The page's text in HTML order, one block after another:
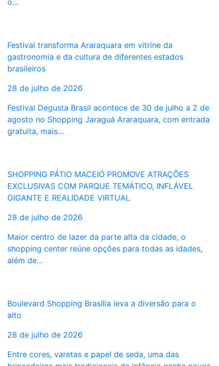
o…
Festival transforma Araraquara em vitrine da
gastronomia e da cultura de diferentes estados
brasileiros
28 de julho de 2026
Festival Degusta Brasil acontece de 30 de julho a 2 de
agosto no Shopping Jaraguá Araraquara, com entrada
gratuita, mais…
SHOPPING PÁTIO MACEIÓ PROMOVE ATRAÇÕES
EXCLUSIVAS COM PARQUE TEMÁTICO, INFLÁVEL
GIGANTE E REALIDADE VIRTUAL
28 de julho de 2026
Maior centro de lazer da parte alta da cidade, o
shopping center reúne opções para todas as idades,
além de…
Boulevard Shopping Brasília leva a diversão para o
alto
28 de julho de 2026
Entre cores, varetas e papel de seda, uma das